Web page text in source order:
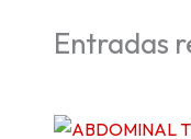
Entradas